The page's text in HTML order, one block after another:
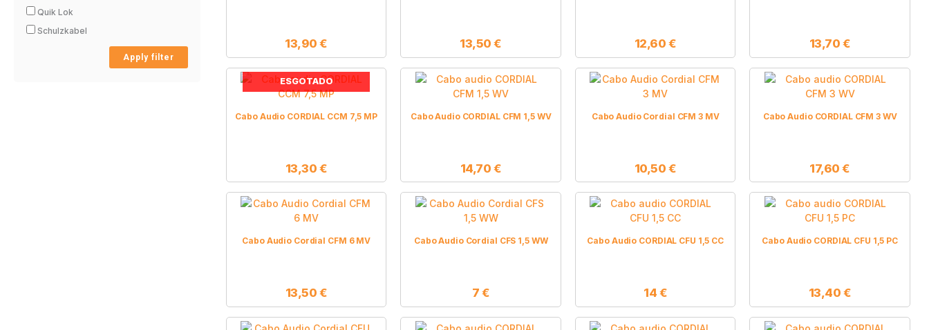
Quik Lok
Schulzkabel
Apply filter
13,90€ 13,50€ 12,60 € 13,70 €
ESGOTADO
Cabo Audio CORDIAL CCM 7,5 MP
13,30 €
Cabo Audio CORDIAL CFM 1,5 WV
14,70 €
Cabo Audio Cordial CFM 3 MV
10,50 €
Cabo Audio CORDIAL CFM 3 WV
17,60€
Cabo Audio Cordial CFM 6 MV
13,50 €
Cabo Audio Cordial CFS 1,5 WW
7 €
Cabo Audio CORDIAL CFU 1,5 CC
14 €
Cabo Audio CORDIAL CFU 1,5 PC
13,40 €